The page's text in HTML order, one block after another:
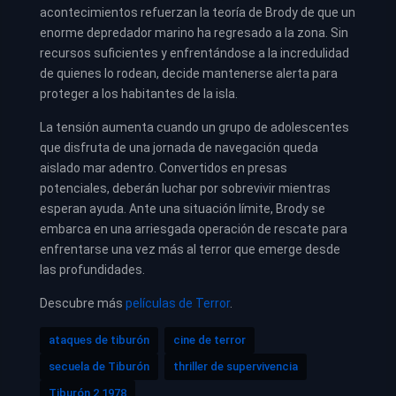
acontecimientos refuerzan la teoría de Brody de que un
enorme depredador marino ha regresado a la zona. Sin
recursos suficientes y enfrentándose a la incredulidad
de quienes lo rodean, decide mantenerse alerta para
proteger a los habitantes de la isla.
La tensión aumenta cuando un grupo de adolescentes
que disfruta de una jornada de navegación queda
aislado mar adentro. Convertidos en presas
potenciales, deberán luchar por sobrevivir mientras
esperan ayuda. Ante una situación límite, Brody se
embarca en una arriesgada operación de rescate para
enfrentarse una vez más al terror que emerge desde
las profundidades.
Descubre más películas de Terror.
ataques de tiburón
cine de terror
secuela de Tiburón
thriller de supervivencia
Tiburón 2 1978